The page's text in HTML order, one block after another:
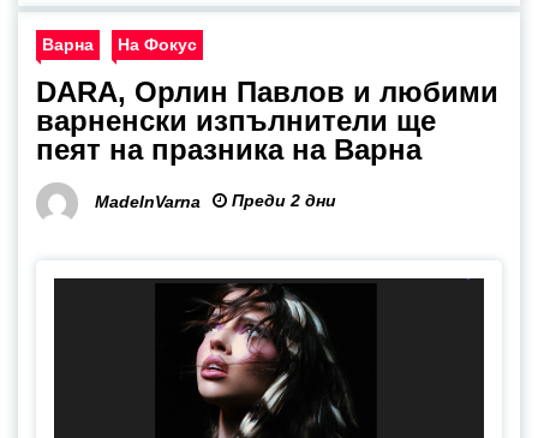
Варна На Фокус
DARA, Орлин Павлов и любими
варненски изпълнители ще
пеят на празника на Варна
MadeInVarna Преди 2 дни